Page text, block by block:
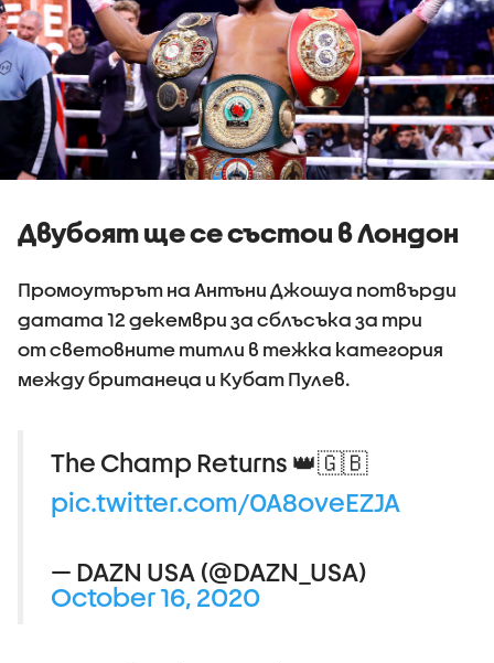
Двубоят ще се състои в Лондон
Промоутърът на Антъни Джошуа потвърди
датата 12 декември за сблъсъка за три
от световните титли в тежка категория
между британеца и Кубат Пулев.
The Champ Returns 👑🇬🇧
pic.twitter.com/0A8oveEZJA
— DAZN USA (@DAZN_USA)
October 16, 2020